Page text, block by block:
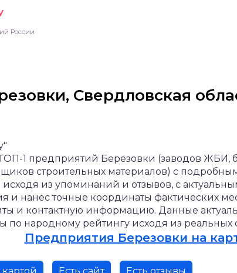
России
Свердловская
1 предприятий Березовки (заводов ЖБИ,
строительных материалов) с
исходя из упоминаний и отзывов, с
и нанес точные координаты фактических
и контактную информацию. Данные
по народному рейтингу исходя из реальных
Предприятия Березовки на